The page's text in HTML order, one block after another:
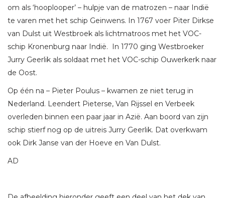
om als ‘hooplooper’ – hulpje van de matrozen – naar Indië
te varen met het schip Geinwens. In 1767 voer Piter Dirkse
van Dulst uit Westbroek als lichtmatroos met het VOC-
schip Kronenburg naar Indië. In 1770 ging Westbroeker
Jurry Geerlik als soldaat met het VOC-schip Ouwerkerk naar
de Oost.
Op één na – Pieter Poulus – kwamen ze niet terug in
Nederland. Leendert Pieterse, Van Rijssel en Verbeek
overleden binnen een paar jaar in Azië. Aan boord van zijn
schip stierf nog op de uitreis Jurry Geerlik. Dat overkwam
ook Dirk Janse van der Hoeve en Van Dulst.
AD